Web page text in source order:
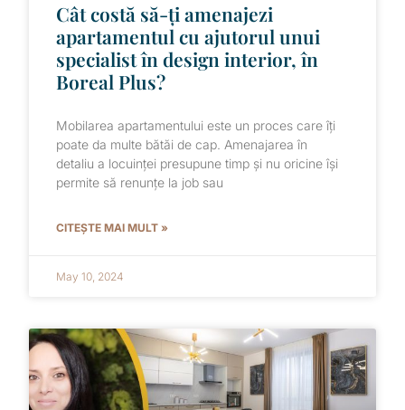
Cât costă să-ți amenajezi
apartamentul cu ajutorul unui
specialist în design interior, în
Boreal Plus?
Mobilarea apartamentului este un proces care îți
poate da multe bătăi de cap. Amenajarea în
detaliu a locuinței presupune timp și nu oricine își
permite să renunțe la job sau
CITEȘTE MAI MULT »
May 10, 2024